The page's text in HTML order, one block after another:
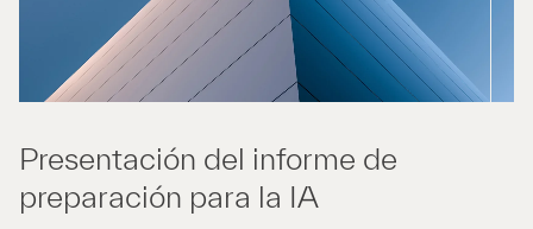
Presentación del informe de
preparación para la IA